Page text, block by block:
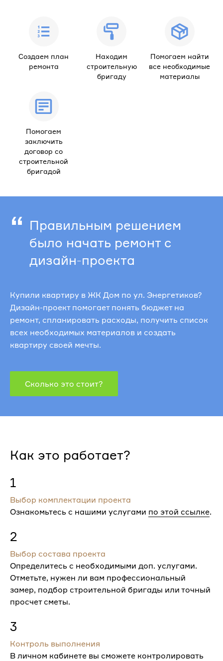
Создаем план
ремонта
Находим
строительную
бригаду
Помогаем найти
все необходимые
материалы
Помогаем
заключить
договор со
строительной
бригадой
“ Правильным решением
было начать ремонт с
дизайн-проекта
Купили квартиру в ЖК Дом по ул. Энергетиков?
Дизайн-проект помогает понять бюджет на
ремонт, спланировать расходы, получить список
всех необходимых материалов и создать
квартиру своей мечты.
Сколько это стоит?
Как это работает?
1
Выбор комплектации проекта
Ознакомьтесь с нашими услугами по этой ссылке.
2
Выбор состава проекта
Определитесь с необходимыми доп. услугами.
Отметьте, нужен ли вам профессиональный
замер, подбор строительной бригады или точный
просчет сметы.
3
Контроль выполнения
В личном кабинете вы сможете контролировать